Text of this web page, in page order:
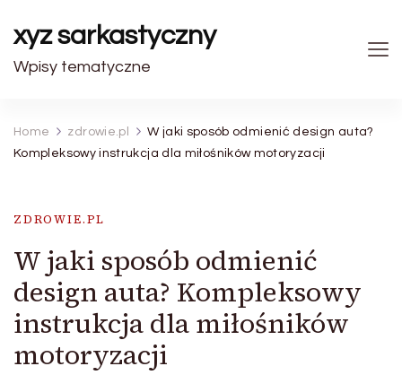
xyz sarkastyczny
Wpisy tematyczne
Home zdrowie.pl
W jaki sposób odmienić design auta?
Kompleksowy instrukcja dla miłośników motoryzacji
ZDROWIE.PL
W jaki sposób odmienić
design auta? Kompleksowy
instrukcja dla miłośników
motoryzacji